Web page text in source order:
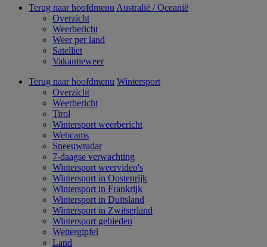
Terug naar hoofdmenu Australië / Oceanië
Overzicht
Weerbericht
Weer per land
Satelliet
Vakantieweer
Terug naar hoofdmenu Wintersport
Overzicht
Weerbericht
Tirol
Wintersport weerbericht
Webcams
Sneeuwradar
7-daagse verwachting
Wintersport weervideo's
Wintersport in Oostenrijk
Wintersport in Frankrijk
Wintersport in Duitsland
Wintersport in Zwitserland
Wintersport gebieden
Wettergipfel
Land